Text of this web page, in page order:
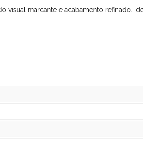
visual marcante e acabamento refinado.